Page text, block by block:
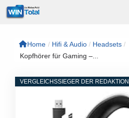
Zum
Inhalt
Home / Hifi & Audio / Headsets /
Kopfhörer für Gaming –...
VERGLEICHSSIEGER DER REDAKTION